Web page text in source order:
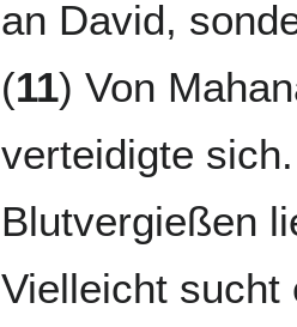
an David,
(11) Von
verteidigte
Blutvergießen
Vielleicht sucht